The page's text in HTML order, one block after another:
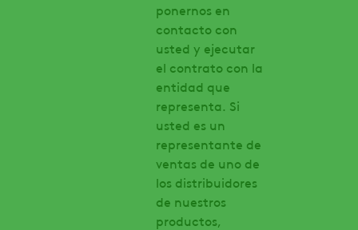
ponernos en
contacto con
usted y ejecutar
el contrato con la
entidad que
representa. Si
usted es un
representante de
ventas de uno de
los distribuidores
de nuestros
productos,